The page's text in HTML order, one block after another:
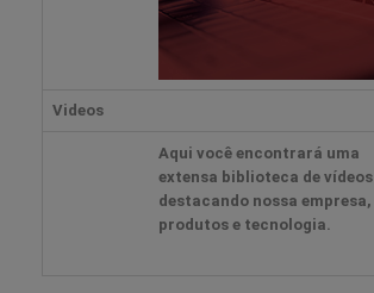
Videos
Aqui você encontrará uma
extensa biblioteca de vídeos
destacando nossa empresa,
produtos e tecnologia.